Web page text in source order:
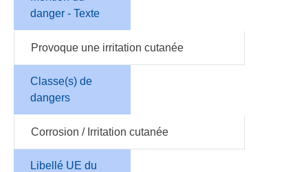
danger - Texte
Provoque une irritation cutanée
Classe(s) de
dangers
Corrosion / Irritation cutanée
Libellé UE du